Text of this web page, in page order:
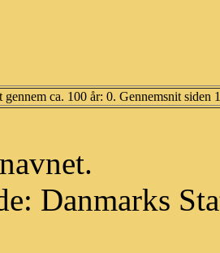
gennem ca. 100 år: 0. Gennemsnit siden
Danmarks